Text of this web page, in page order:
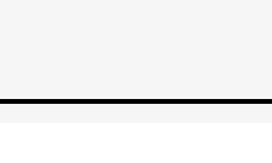
fortifier.…